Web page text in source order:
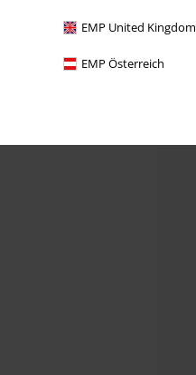
EMP United Kingdom
EMP Österreich